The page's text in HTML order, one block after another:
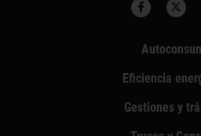
Eficiencia
Gestiones y